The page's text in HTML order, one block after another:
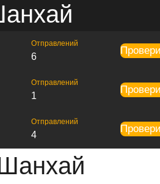
Отправлений
6
Отправлений
1
Отправлений
4